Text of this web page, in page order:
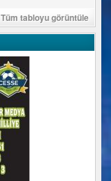
Tüm tabloyu görüntüle